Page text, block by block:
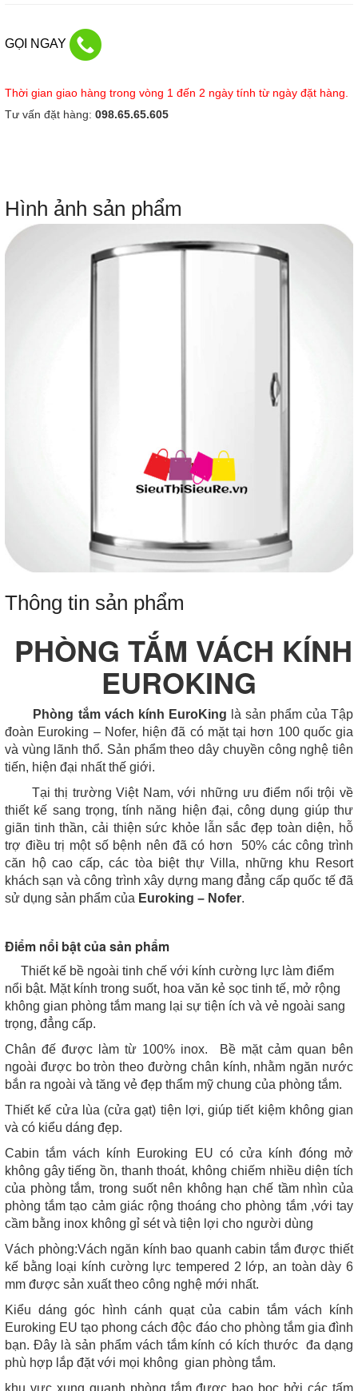
GỌI NGAY
Thời gian giao hàng trong vòng 1 đến 2 ngày tính từ ngày đặt hàng.
Tư vấn đặt hàng: 098.65.65.605
Hình ảnh sản phẩm
Thông tin sản phẩm
PHÒNG TẮM VÁCH KÍNH
EUROKING
Phòng tắm vách kính EuroKing là sản phẩm của Tập
đoàn Euroking – Nofer, hiện đã có mặt tại hơn 100 quốc gia
và vùng lãnh thổ. Sản phẩm theo dây chuyền công nghệ tiên
tiến, hiện đại nhất thế giới.
Tại thị trường Việt Nam, với những ưu điểm nổi trội về
thiết kế sang trọng, tính năng hiện đại, công dụng giúp thư
giãn tinh thần, cải thiện sức khỏe lẫn sắc đẹp toàn diện, hỗ
trợ điều trị một số bệnh nên đã có hơn 50% các công trình
căn hộ cao cấp, các tòa biệt thự Villa, những khu Resort
khách sạn và công trình xây dựng mang đẳng cấp quốc tế đã
sử dụng sản phẩm của Euroking – Nofer.
Điểm nổi bật của sản phẩm
Thiết kế bề ngoài tinh chế với kính cường lực làm điểm
nổi bật. Mặt kính trong suốt, hoa văn kẻ sọc tinh tế, mở rộng
không gian phòng tắm mang lại sự tiện ích và vẻ ngoài sang
trọng, đẳng cấp.
Chân đế được làm từ 100% inox. Bề mặt cảm quan bên
ngoài được bo tròn theo đường chân kính, nhằm ngăn nước
bắn ra ngoài và tăng vẻ đẹp thẩm mỹ chung của phòng tắm.
Thiết kế cửa lùa (cửa gạt) tiện lợi, giúp tiết kiệm không gian
và có kiểu dáng đẹp.
Cabin tắm vách kính Euroking EU có cửa kính đóng mở
không gây tiếng ồn, thanh thoát, không chiếm nhiều diện tích
của phòng tắm, trong suốt nên không hạn chế tầm nhìn của
phòng tắm tạo cảm giác rộng thoáng cho phòng tắm ,với tay
cầm bằng inox không gỉ sét và tiện lợi cho người dùng
Vách phòng:Vách ngăn kính bao quanh cabin tắm được thiết
kế bằng loại kính cường lực tempered 2 lớp, an toàn dày 6
mm được sản xuất theo công nghệ mới nhất.
Kiểu dáng góc hình cánh quạt của cabin tắm vách kính
Euroking EU tạo phong cách độc đáo cho phòng tắm gia đình
bạn. Đây là sản phẩm vách tắm kính có kích thước đa dạng
phù hợp lắp đặt với mọi không gian phòng tắm.
khu vực xung quanh phòng tắm được bao bọc bởi các tấm